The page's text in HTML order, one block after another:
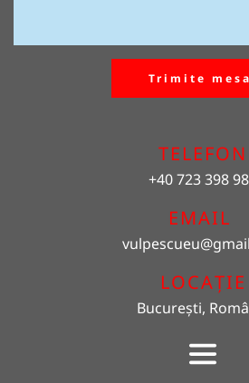
Trimite
TELEFON
+40 723 398
EMAIL
vulpescueu
LOCAȚIE
București,